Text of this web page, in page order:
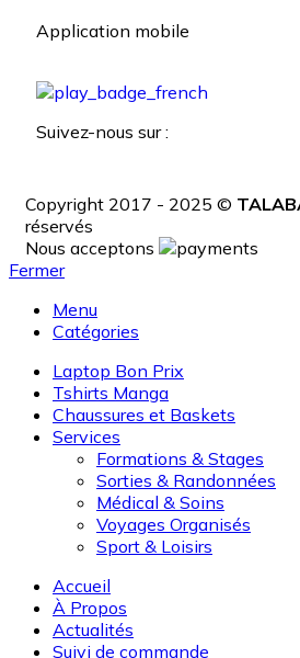
Application mobile
Suivez-nous sur :
Copyright 2017 - 2025 ©
réservés
Nous acceptons
Fermer
Menu
Catégories
Laptop Bon Prix
Tshirts Manga
Chaussures et Baskets
Services
Formations & Stages
Sorties & Randonnées
Médical & Soins
Voyages Organisés
Sport & Loisirs
Accueil
À Propos
Actualités
Suivi de commande